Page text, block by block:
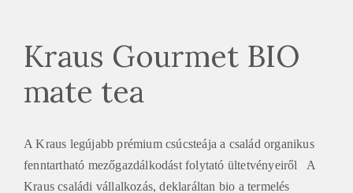
Kraus Gourmet BIO
mate tea
A Kraus legújabb prémium csúcsteája a család organikus
fenntartható mezőgazdálkodást folytató ültetvényeiről A
Kraus családi vállalkozás, deklaráltan bio a termelés